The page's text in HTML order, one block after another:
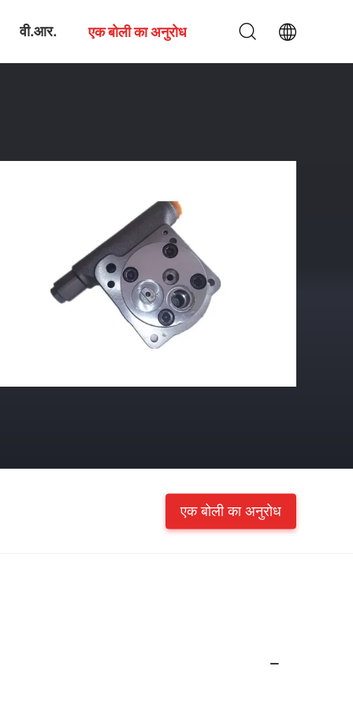
वी.आर. एक बोली का अनुरोध
एक बोली का अनुरोध